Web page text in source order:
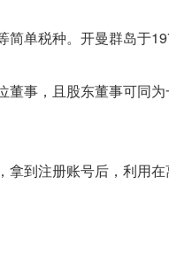
单税种。开曼群岛于
事，且股东董事可同
到注册账号后，利用